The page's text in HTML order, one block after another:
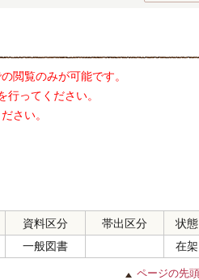
閲覧のみが可能です。
ってください。
さい。
資料区分 帯出区分
状態
一般図書 在架
ページの先